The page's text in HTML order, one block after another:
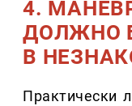
4.
ДОЛЖНО
В
Практически